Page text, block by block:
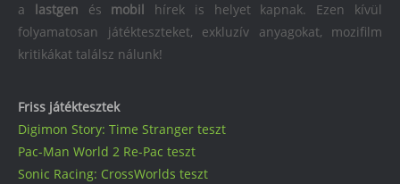
Friss játéktesztek
Digimon Story: Time Stranger teszt
Pac-Man World 2 Re-Pac teszt
Sonic Racing: CrossWorlds teszt
a
lastgen és mobil
hírek is helyet kapnak. Ezen kívül
folyamatosan játékteszteket, exkluzív anyagokat, mozifilm
kritikákat találsz nálunk!